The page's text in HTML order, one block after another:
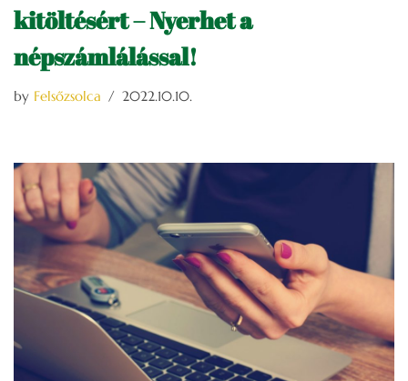
kitöltésért – Nyerhet a
népszámlálással!
by Felsőzsolca 2022.10.10.